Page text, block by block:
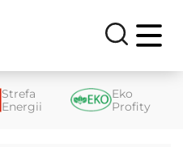
Strefa
Energii
Eko
Profity